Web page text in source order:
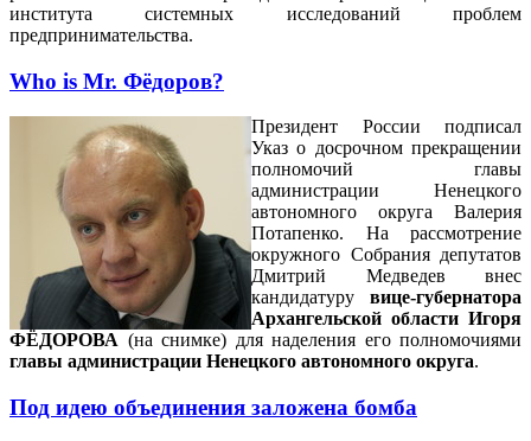
института системных исследований проблем
предпринимательства.
Who is Mr. Фёдоров?
Президент России подписал
Указ о досрочном прекращении
полномочий главы
администрации Hенецкого
автономного округа Валерия
Потапенко. На рассмотрение
окружного Собрания депутатов
Дмитрий Медведев внес
кандидатуру вице-губернатора
Архангельской области Игоря
ФЁДОРОВА (на снимке) для наделения его полномочиями
главы администрации Hенецкого автономного округа.
Под идею объединения заложена бомба